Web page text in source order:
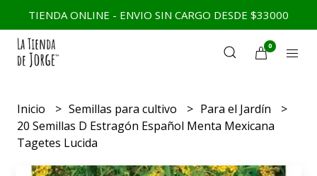
TIENDA ONLINE - ENVIO SIN CARGO DESDE $33000
0
Inicio Semillas para cultivo
Para el Jardín
20 Semillas D Estragón Español Menta Mexicana
Tagetes Lucida